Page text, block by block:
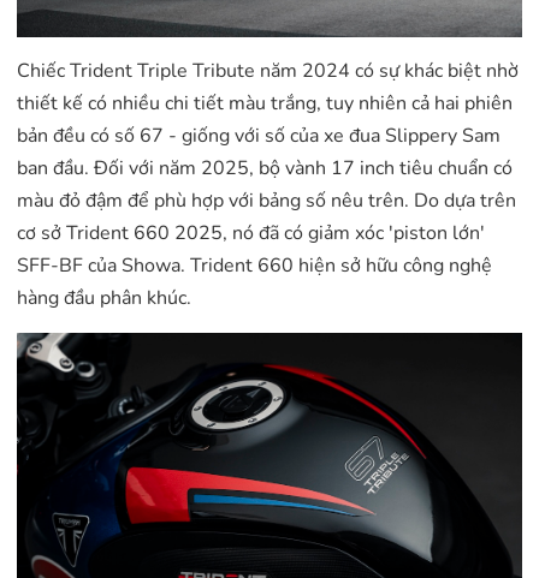
Chiếc Trident Triple Tribute năm 2024 có sự khác biệt nhờ
thiết kế có nhiều chi tiết màu trắng, tuy nhiên cả hai phiên
bản đều có số 67 - giống với số của xe đua Slippery Sam
ban đầu. Đối với năm 2025, bộ vành 17 inch tiêu chuẩn có
màu đỏ đậm để phù hợp với bảng số nêu trên. Do dựa trên
cơ sở Trident 660 2025, nó đã có giảm xóc 'piston lớn'
SFF-BF của Showa. Trident 660 hiện sở hữu công nghệ
hàng đầu phân khúc.